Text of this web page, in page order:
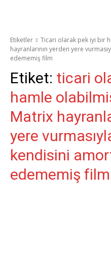
Etiketler
Ticari olarak pek iyi bir
hayranlarının yerden yere
edememiş film
Etiket: ticari
hamle
Matrix
yere
kendisini
edememiş film